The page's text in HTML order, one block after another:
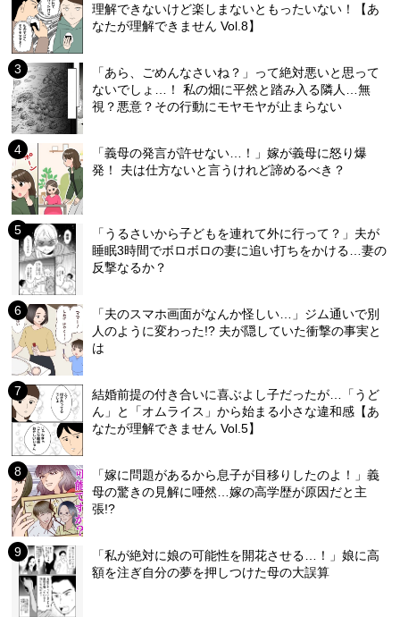
理解できないけど楽しまないともったいない！【あ
なたが理解できません Vol.8】
「あら、ごめんなさいね？」って絶対悪いと思って
ないでしょ…！ 私の畑に平然と踏み入る隣人…無
視？悪意？その行動にモヤモヤが止まらない
「義母の発言が許せない…！」嫁が義母に怒り爆
発！ 夫は仕方ないと言うけれど諦めるべき？
「うるさいから子どもを連れて外に行って？」夫が
睡眠3時間でボロボロの妻に追い打ちをかける…妻の
反撃なるか？
「夫のスマホ画面がなんか怪しい…」ジム通いで別
人のように変わった!? 夫が隠していた衝撃の事実と
は
結婚前提の付き合いに喜ぶよし子だったが…「うど
ん」と「オムライス」から始まる小さな違和感【あ
なたが理解できません Vol.5】
「嫁に問題があるから息子が目移りしたのよ！」義
母の驚きの見解に唖然…嫁の高学歴が原因だと主
張!?
「私が絶対に娘の可能性を開花させる…！」娘に高
額を注ぎ自分の夢を押しつけた母の大誤算